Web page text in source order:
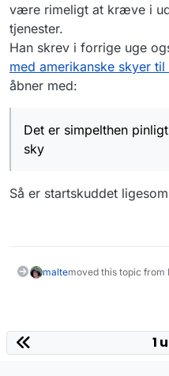
være rimeligt at kræve i
tjenester.
Han skrev i forrige uge
med amerikanske skyer
åbner med:
Det er simpelthen
sky
Så er startskuddet
maltemoved this topic from
1